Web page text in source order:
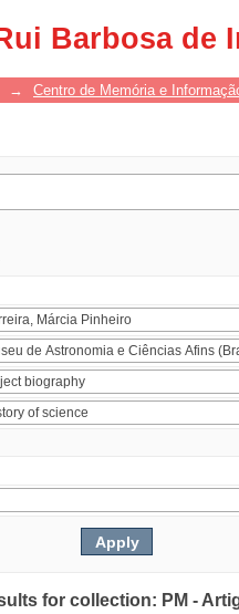
Barbosa de
→ Centro de Memória e
for collection: PM -